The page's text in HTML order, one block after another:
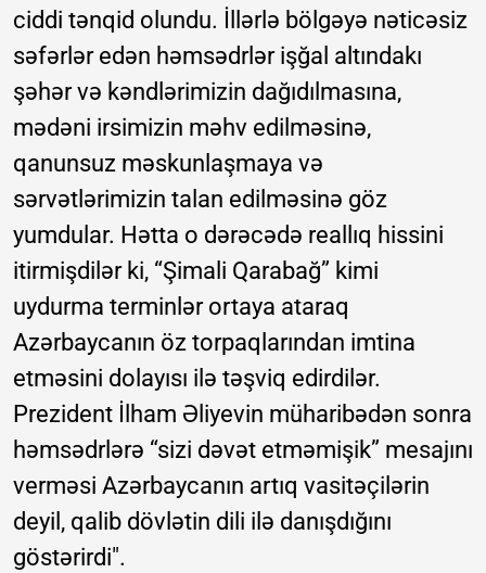
ciddi tənqid olundu. İllərlə bölgəyə nəticəsiz
səfərlər edən həmsədrlər işğal altındakı
şəhər və kəndlərimizin dağıdılmasına,
mədəni irsimizin məhv edilməsinə,
qanunsuz məskunlaşmaya və
sərvətlərimizin talan edilməsinə göz
yumdular. Hətta o dərəcədə reallıq hissini
itirmişdilər ki, “Şimali Qarabağ” kimi
uydurma terminlər ortaya ataraq
Azərbaycanın öz torpaqlarından imtina
etməsini dolayısı ilə təşviq edirdilər.
Prezident İlham Əliyevin müharibədən sonra
həmsədrlərə “sizi dəvət etməmişik” mesajını
verməsi Azərbaycanın artıq vasitəçilərin
deyil, qalib dövlətin dili ilə danışdığını
göstərirdi".